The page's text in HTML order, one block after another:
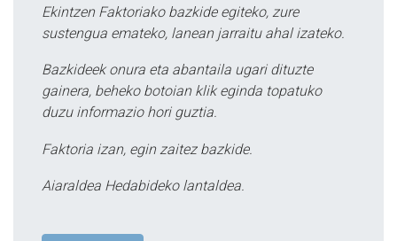
Ekintzen Faktoriako bazkide egiteko, zure
sustengua emateko, lanean jarraitu ahal izateko.
Bazkideek onura eta abantaila ugari dituzte
gainera, beheko botoian klik eginda topatuko
duzu informazio hori guztia.
Faktoria izan, egin zaitez bazkide.
Aiaraldea Hedabideko lantaldea.